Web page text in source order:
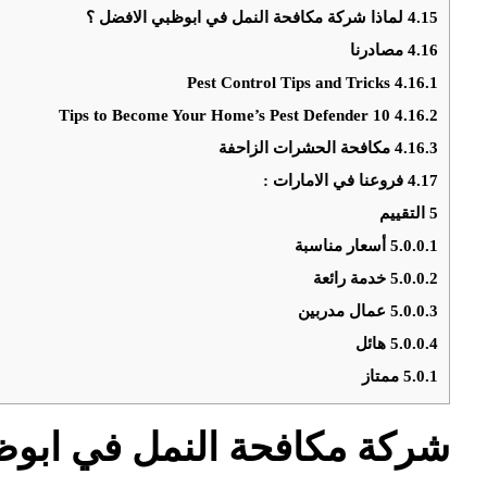
4.15لماذا شركة مكافحة النمل في ابوظبي الافضل ؟
4.16مصادرنا
4.16.1
Pest Control Tips and Tricks
4.16.2
10 Tips to Become Your Home’s Pest Defender
4.16.3مكافحة الحشرات الزاحفة
4.17فروعنا في الامارات :
5التقييم
5.0.0.1أسعار مناسبة
5.0.0.2خدمة رائعة
5.0.0.3عمال مدربين
5.0.0.4هائل
5.0.1ممتاز
شركة مكافحة النمل في